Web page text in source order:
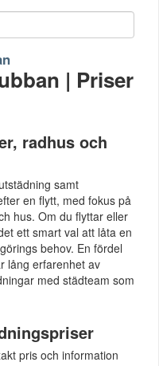
| Priser
radhus och
samt
en flytt, med fokus på
hus. Om du flyttar eller
ett smart val att låta en
behov. En fördel
lång erfarenhet av
med städteam som
pris och information